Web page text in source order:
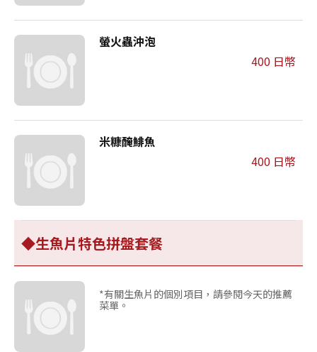
螢火蟲沖泡
400 日幣
米糠醃鯡魚
400 日幣
◆生魚片特色拼盤套餐
*有關生魚片的個別項目，請參閱今天的推薦
菜單。